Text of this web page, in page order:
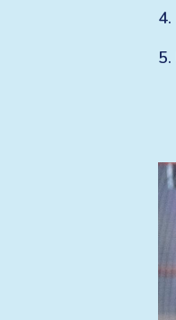
4.
5.